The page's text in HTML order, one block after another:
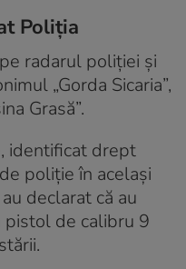
Poliția
radarul poliției și
„Gorda Sicaria”,
Grasă”.
identificat drept
poliție în același
declarat că au
pistol de calibru 9